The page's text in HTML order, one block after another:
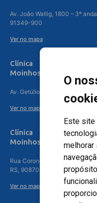
O
Este site
melhorar
Av. João Wallig, 1800 – 3º
91349-900
Ver no mapa
Clínica
Moinhos de Vento
Av. Getúlio Vargas, 4841 –
Ver no mapa
Clínica
Moinhos de Vento -
Rua Coronel Aparício Borges,
RS, 90870-016
Ver no mapa